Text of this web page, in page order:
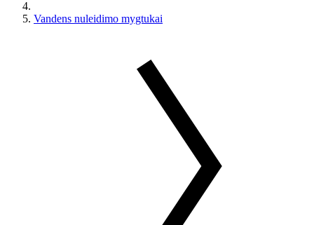
Vandens nuleidimo mygtukai